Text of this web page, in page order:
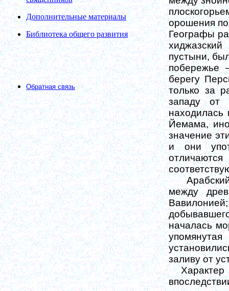
Дополнительные материалы
Библиотека общего развития
Обратная связь
орошения
Географы
пустыни,
побережье
берегу
только за
западу от
находилась
Йемама,
значение
и они
между
началась
заливу от